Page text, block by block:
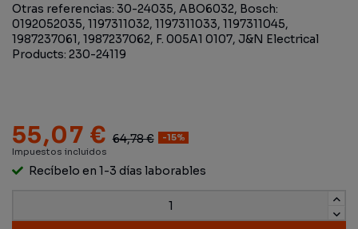
Otras referencias: 30-24035, ABO6032, Bosch:
0192052035, 1197311032, 1197311033, 1197311045,
1987237061, 1987237062, F. 005A1 0107, J&N Electrical
Products: 230-24119
55,07 € 64,78 € -15%
Impuestos incluidos
Recíbelo en 1-3 días laborables